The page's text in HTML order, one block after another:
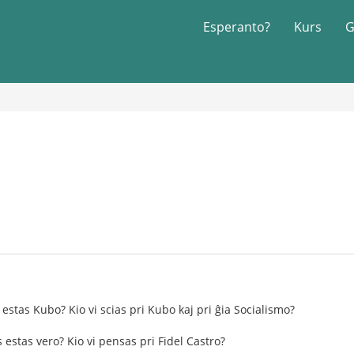
Esperanto? Kurs
Kubo? Kio vi scias pri Kubo kaj pri ĝia Socialismo?
vero? Kio vi pensas pri Fidel Castro?